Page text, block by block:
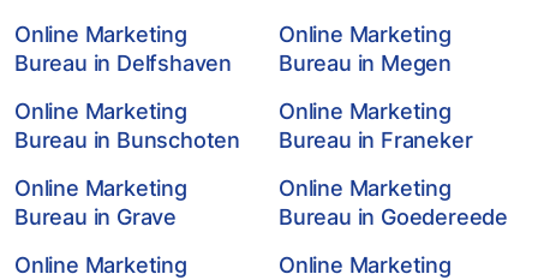
Online Marketing
Bureau in Delfshaven
Online Marketing
Bureau in Megen
Online Marketing
Bureau in Bunschoten
Online Marketing
Bureau in Franeker
Online Marketing
Bureau in Grave
Online Marketing
Bureau in Goedereede
Online Marketing
Online Marketing